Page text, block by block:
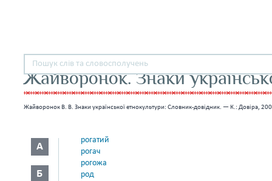
Жайворонок. Знаки
Жайворонок В. В. Знаки української етнокультури: Словник-довідник. — К.: Довіра,
А
Б
рогатий
рогач
рогожа
род